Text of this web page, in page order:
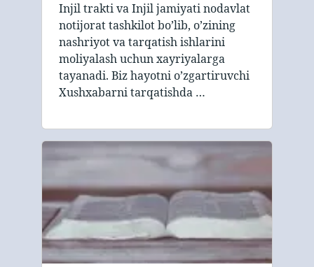
Injil trakti va Injil jamiyati nodavlat
notijorat tashkilot bo’lib, o’zining
nashriyot va tarqatish ishlarini
moliyalash uchun xayriyalarga
tayanadi. Biz hayotni o’zgartiruvchi
Xushxabarni tarqatishda …